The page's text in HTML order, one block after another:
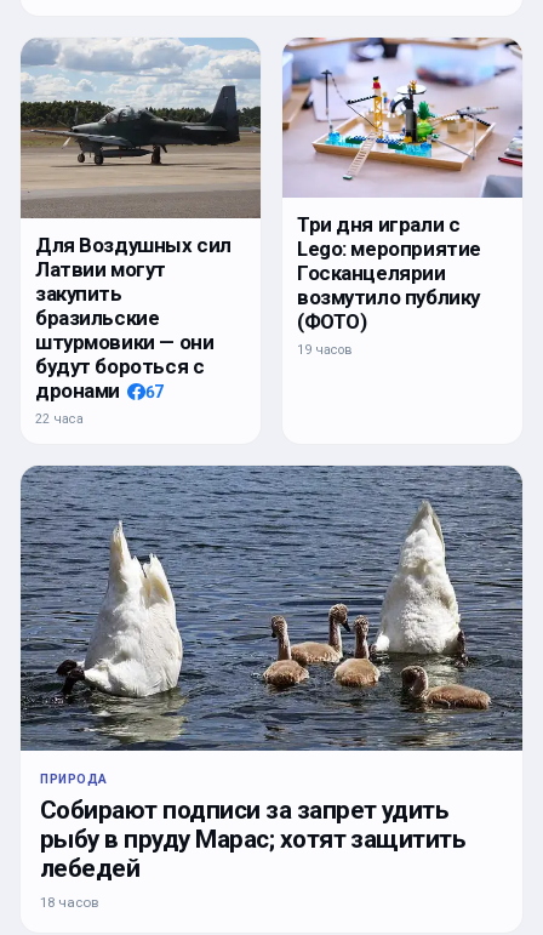
Для Воздушных сил
Латвии могут
закупить
бразильские
штурмовики — они
будут бороться с
дронами
67
22 часа
Три дня играли с
Lego: мероприятие
Госканцелярии
возмутило публику
(ФОТО)
19 часов
ПРИРОДА
Собирают подписи за запрет удить
рыбу в пруду Марас; хотят защитить
лебедей
18 часов